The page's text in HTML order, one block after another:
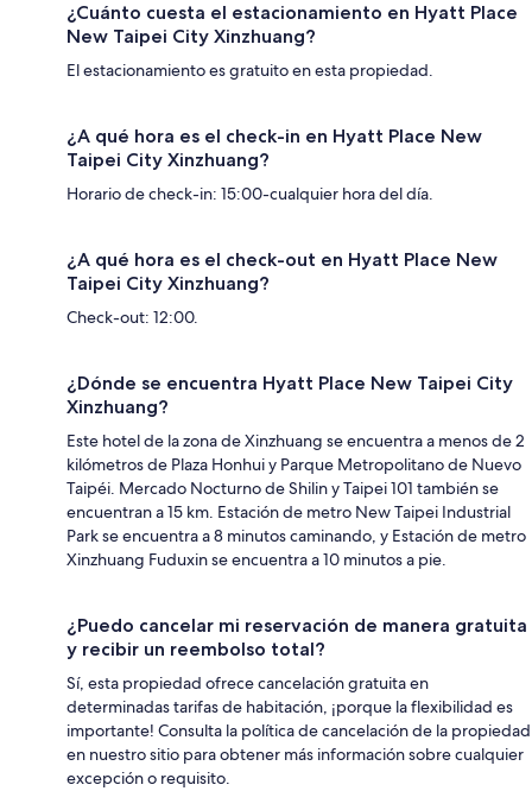
¿Cuánto cuesta el estacionamiento en Hyatt Place
New Taipei City Xinzhuang?
El estacionamiento es gratuito en esta propiedad.
¿A qué hora es el check-in en Hyatt Place New
Taipei City Xinzhuang?
Horario de check-in: 15:00-cualquier hora del día.
¿A qué hora es el check-out en Hyatt Place New
Taipei City Xinzhuang?
Check-out: 12:00.
¿Dónde se encuentra Hyatt Place New Taipei City
Xinzhuang?
Este hotel de la zona de Xinzhuang se encuentra a menos de 2
kilómetros de Plaza Honhui y Parque Metropolitano de Nuevo
Taipéi. Mercado Nocturno de Shilin y Taipei 101 también se
encuentran a 15 km. Estación de metro New Taipei Industrial
Park se encuentra a 8 minutos caminando, y Estación de metro
Xinzhuang Fuduxin se encuentra a 10 minutos a pie.
¿Puedo cancelar mi reservación de manera gratuita
y recibir un reembolso total?
Sí, esta propiedad ofrece cancelación gratuita en
determinadas tarifas de habitación, ¡porque la flexibilidad es
importante! Consulta la política de cancelación de la propiedad
en nuestro sitio para obtener más información sobre cualquier
excepción o requisito.